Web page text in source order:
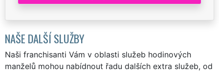
NAŠE DALŠÍ SLUŽBY
Naši franchisanti Vám v oblasti služeb hodinových
manželů mohou nabídnout řadu dalších extra služeb, od